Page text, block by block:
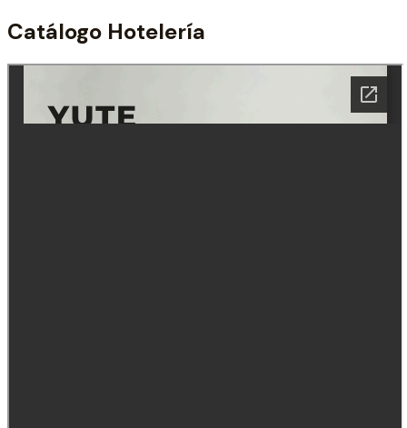
Catálogo Hotelería